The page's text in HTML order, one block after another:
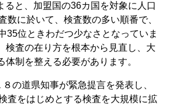
ると、加盟国の36カ国を対象に人口
数に於いて、検査数の多い順番で、
35位ときわだつ少なさとなっていま
検査の在り方を根本から見直し、大
体制を整える必要があります。
の道県知事が緊急提言を発表し、
査をはじめとする検査を大規模に拡